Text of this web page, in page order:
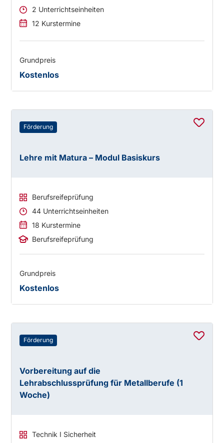
2 Unterrichtseinheiten
12 Kurstermine
Grundpreis
Kostenlos
Förderung
Lehre mit Matura – Modul Basiskurs
Berufsreifeprüfung
44 Unterrichtseinheiten
18 Kurstermine
Berufsreifeprüfung
Grundpreis
Kostenlos
Förderung
Vorbereitung auf die
Lehrabschlussprüfung für Metallberufe (1
Woche)
Technik I Sicherheit